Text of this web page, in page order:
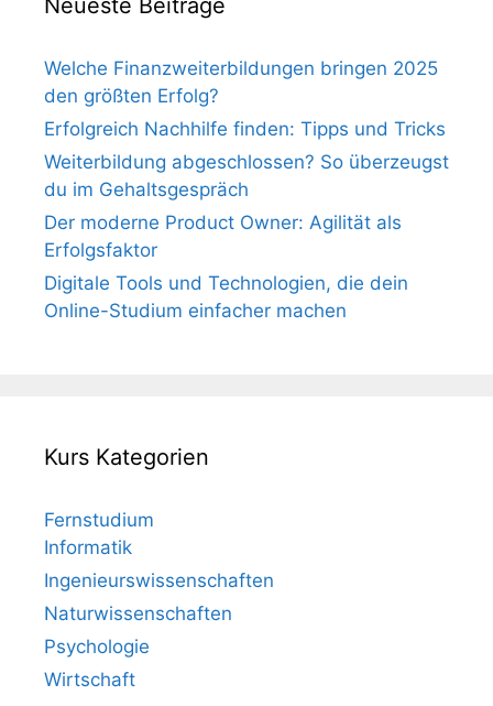
Neueste Beiträge
Welche Finanzweiterbildungen bringen 2025
den größten Erfolg?
Erfolgreich Nachhilfe finden: Tipps und Tricks
Weiterbildung abgeschlossen? So überzeugst
du im Gehaltsgespräch
Der moderne Product Owner: Agilität als
Erfolgsfaktor
Digitale Tools und Technologien, die dein
Online-Studium einfacher machen
Kurs Kategorien
Fernstudium
Informatik
Ingenieurswissenschaften
Naturwissenschaften
Psychologie
Wirtschaft